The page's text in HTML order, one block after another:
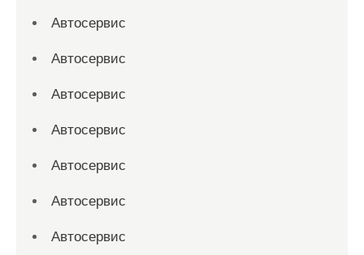
Автосервис
Автосервис
Автосервис
Автосервис
Автосервис
Автосервис
Автосервис